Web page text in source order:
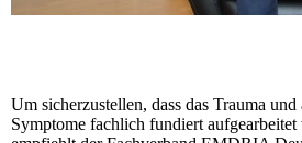
Um sicherzustellen, dass das Trauma
Symptome fachlich fundiert aufgearbeitet